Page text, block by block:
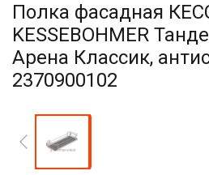
Полка фасадная
KESSEBOHMER
Арена Классик,
2370900102